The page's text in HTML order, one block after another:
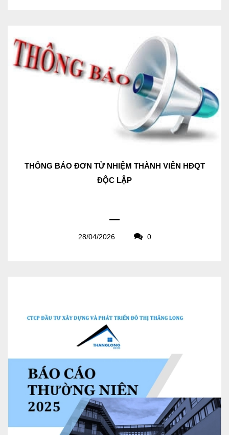
THÔNG BÁO ĐƠN TỪ NHIỆM THÀNH VIÊN HĐQT
ĐỘC LẬP
28/04/2026 0